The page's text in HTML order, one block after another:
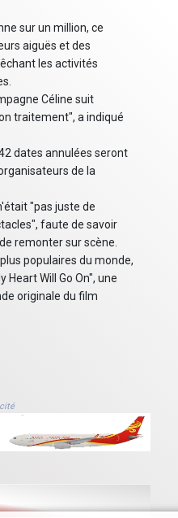
sur un million, ce
aiguës et des
les activités
Céline suit
traitement", a indiqué
dates annulées seront
de la
"pas juste de
faute de savoir
remonter sur scène.
populaires du monde,
Will Go On", une
originale du film